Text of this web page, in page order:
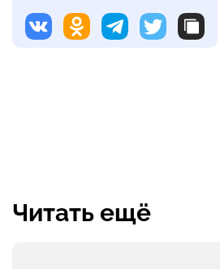
Читать ещё